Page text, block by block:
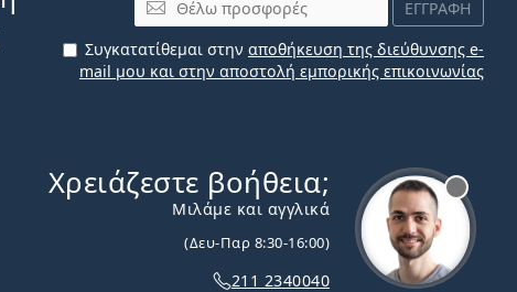
ΕΓΓΡΑΦΗ
Συγκατατίθεμαι στην αποθήκευση της διεύθυνσης e-
mail μου και στην αποστολή εμπορικής επικοινωνίας
Χρειάζεστε βοήθεια;
Μιλάμε και αγγλικά
(Δευ-Παρ 8:30-16:00)
211 2340040